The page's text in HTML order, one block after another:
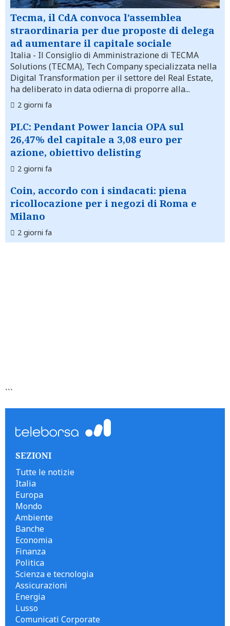
Tecma, il CdA convoca l’assemblea
straordinaria per due proposte di delega
ad aumentare il capitale sociale
Italia - Il Consiglio di Amministrazione di TECMA
Solutions (TECMA), Tech Company specializzata nella
Digital Transformation per il settore del Real Estate,
ha deliberato in data odierna di proporre alla...
2 giorni fa
PLC: Pendant Power lancia OPA sul
26,47% del capitale a 3,08 euro per
azione, obiettivo delisting
2 giorni fa
Coin, accordo con i sindacati: piena
ricollocazione per i negozi di Roma e
Milano
2 giorni fa
```
SEZIONI
Tutte le notizie
Italia
Europa
Mondo
Ambiente
Banche
Economia
Finanza
Politica
Scienza e tecnologia
Assicurazioni
Energia
Lusso
Comunicati Corporate